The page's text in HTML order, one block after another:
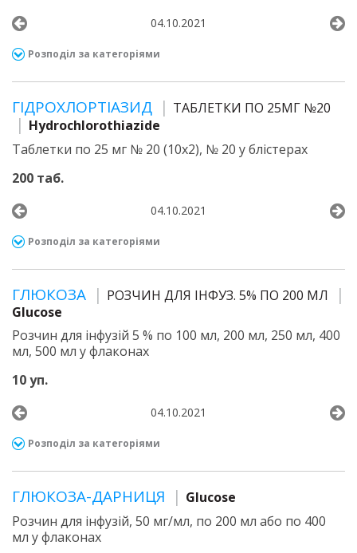
04.10.2021
Розподіл за категоріями
ГІДРОХЛОРТІАЗИД
ТАБЛЕТКИ ПО 25МГ №20
Hydrochlorothiazide
Таблетки по 25 мг № 20 (10х2), № 20 у блістерах
200 таб.
04.10.2021
Розподіл за категоріями
ГЛЮКОЗА
РОЗЧИН ДЛЯ ІНФУЗ. 5% ПО 200 МЛ
Glucose
Розчин для інфузій 5 % по 100 мл, 200 мл, 250 мл, 400
мл, 500 мл у флаконах
10 уп.
04.10.2021
Розподіл за категоріями
ГЛЮКОЗА-ДАРНИЦЯ
Glucose
Розчин для інфузій, 50 мг/мл, по 200 мл або по 400
мл у флаконах